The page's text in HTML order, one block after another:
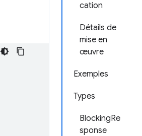
cation
Détails de
mise en
œuvre
Exemples
Types
BlockingRe
sponse